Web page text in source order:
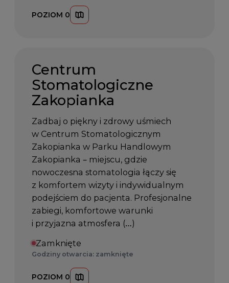
POZIOM 0
Centrum
Stomatologiczne
Zakopianka
Zadbaj o piękny i zdrowy uśmiech
w Centrum Stomatologicznym
Zakopianka w Parku Handlowym
Zakopianka – miejscu, gdzie
nowoczesna stomatologia łączy się
z komfortem wizyty i indywidualnym
podejściem do pacjenta. Profesjonalne
zabiegi, komfortowe warunki
i przyjazna atmosfera (…)
Zamknięte
Godziny otwarcia: zamknięte
POZIOM 0